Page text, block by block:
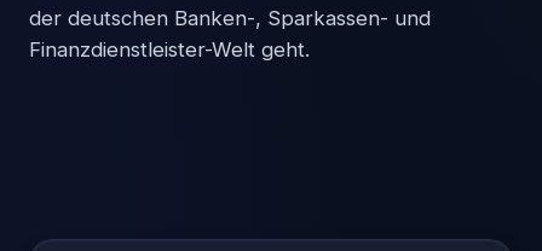
der deutschen Banken-, Sparkassen- und
Finanzdienstleister-Welt geht.